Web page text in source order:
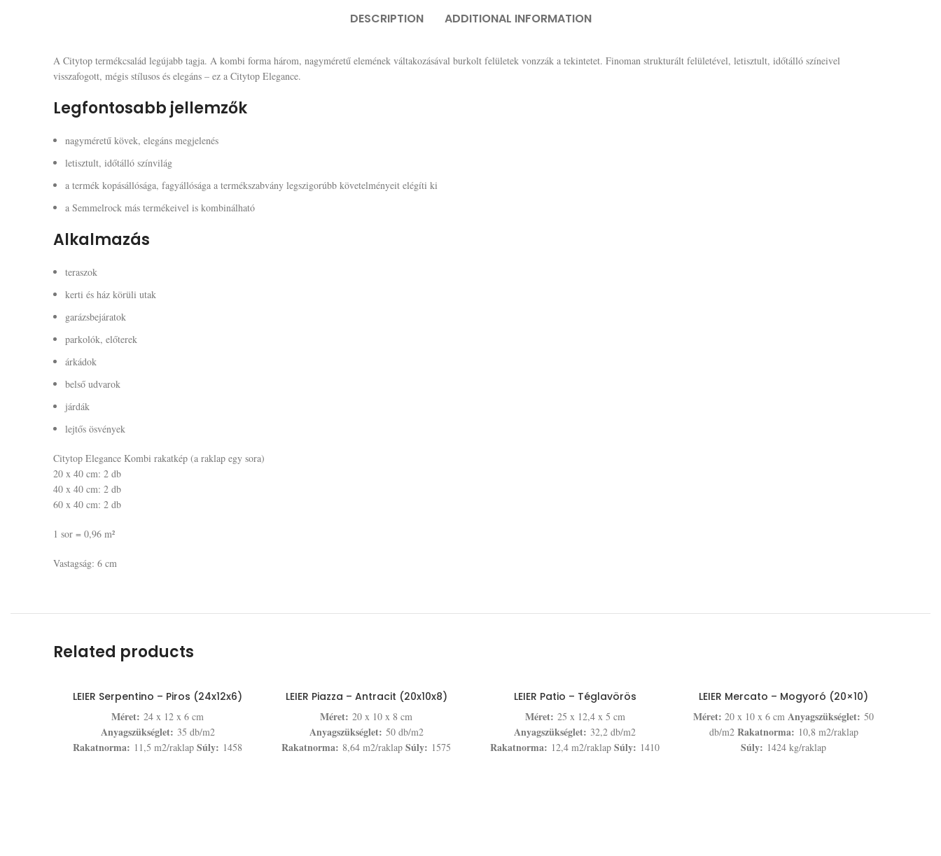
DESCRIPTION ADDITIONAL INFORMATION
A Citytop termékcsalád legújabb tagja. A kombi forma három, nagyméretű elemének váltakozásával burkolt felületek vonzzák a tekintetet. Finoman strukturált felületével, letisztult, időtálló színeivel
visszafogott, mégis stílusos és elegáns – ez a Citytop Elegance.
Legfontosabb jellemzők
nagyméretű kövek, elegáns megjelenés
letisztult, időtálló színvilág
a termék kopásállósága, fagyállósága a termékszabvány legszigorúbb követelményeit elégíti ki
a Semmelrock más termékeivel is kombinálható
Alkalmazás
teraszok
kerti és ház körüli utak
garázsbejáratok
parkolók, előterek
árkádok
belső udvarok
járdák
lejtős ösvények
Citytop Elegance Kombi rakatkép (a raklap egy sora)
20 x 40 cm: 2 db
40 x 40 cm: 2 db
60 x 40 cm: 2 db
1 sor = 0,96 m²
Vastagság: 6 cm
Related products
LEIER Serpentino – Piros (24x12x6)
Méret: 24 x 12 x 6 cm
Anyagszükséglet: 35 db/m2
Rakatnorma: 11,5 m2/raklap Súly: 1458
LEIER Piazza – Antracit (20x10x8)
Méret: 20 x 10 x 8 cm
Anyagszükséglet: 50 db/m2
Rakatnorma: 8,64 m2/raklap Súly: 1575
LEIER Patio – Téglavörös
Méret: 25 x 12,4 x 5 cm
Anyagszükséglet: 32,2 db/m2
Rakatnorma: 12,4 m2/raklap Súly: 1410
LEIER Mercato – Mogyoró (20×10)
Méret: 20 x 10 x 6 cm Anyagszükséglet: 50
db/m2 Rakatnorma: 10,8 m2/raklap
Súly: 1424 kg/raklap